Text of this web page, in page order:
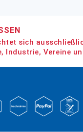
sich
Industrie, Vereine